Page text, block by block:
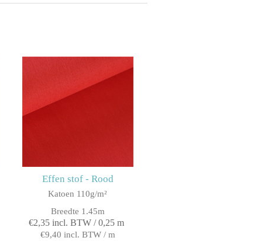
Effen stof - Rood
Katoen 110g/m²
Breedte 1.45m
€2,35 incl. BTW / 0,25 m
€9,40 incl. BTW / m